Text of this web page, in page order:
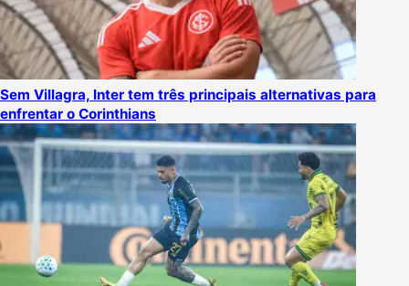
Sem Villagra, Inter tem três principais alternativas para
enfrentar o Corinthians